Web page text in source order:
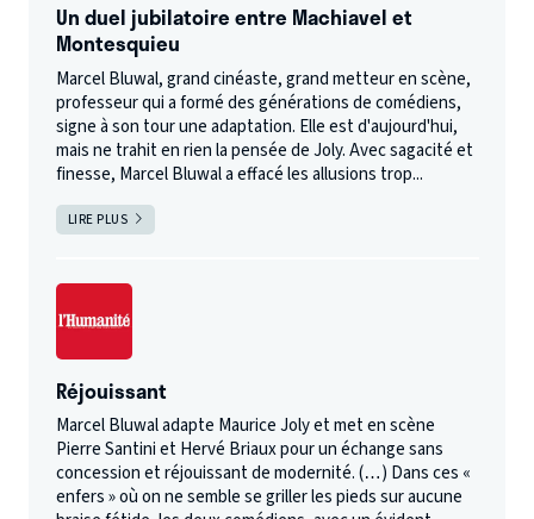
Un duel jubilatoire entre Machiavel et
Montesquieu
Marcel Bluwal, grand cinéaste, grand metteur en scène,
professeur qui a formé des générations de comédiens,
signe à son tour une adaptation. Elle est d'aujourd'hui,
mais ne trahit en rien la pensée de Joly. Avec sagacité et
finesse, Marcel Bluwal a effacé les allusions trop...
LIRE PLUS
Réjouissant
Marcel Bluwal adapte Maurice Joly et met en scène
Pierre Santini et Hervé Briaux pour un échange sans
concession et réjouissant de modernité. (…) Dans ces «
enfers » où on ne semble se griller les pieds sur aucune